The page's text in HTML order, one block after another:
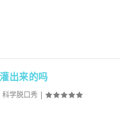
出来的吗
科学脱口秀 |